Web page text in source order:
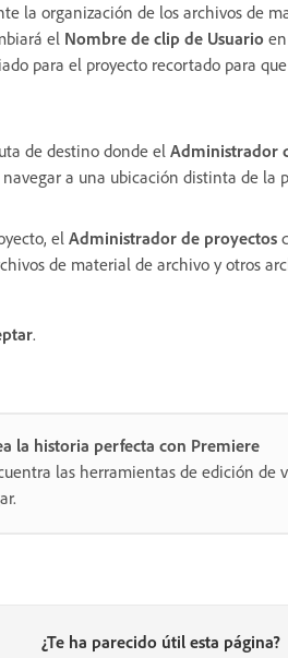
la organización de los archivos de
el Nombre de clip de Usuario
para el proyecto recortado para
de destino donde elAdministrador
navegar a una ubicación distinta de la
el Administrador de proyectos
de material de archivo y otros
.
la historia perfecta con Premiere
las herramientas de edición de
¿Te ha parecido útil esta página?